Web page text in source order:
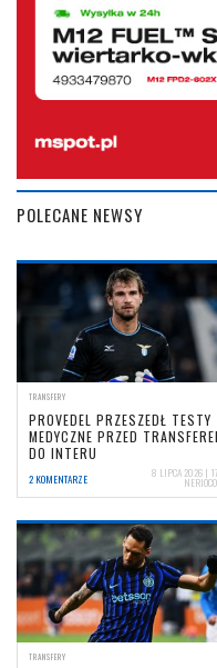
POLECANE NEWSY
TRANSFERY
PROVEDEL PRZESZEDŁ TESTY
MEDYCZNE PRZED
DO INTERU
2 KOMENTARZE 8 LIPCA 2026 |
TRANSFERY